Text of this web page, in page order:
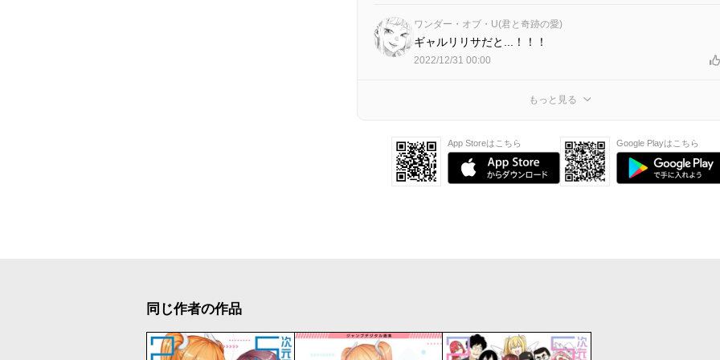
ワンダー・オブ・U(君と奇跡の愛)
ギャルリリサだと...！！！
2022/12/31 00:00
もっと見る
App Storeはこちら Google Playはこちら
同じ作者の作品